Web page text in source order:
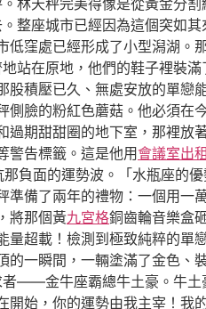
整座城市已經因為這個突如
窪處已經形成了小型潟湖。
站在原地，他們的鞋子裡裝
股積壓已久、無處安放的單戀
臉的粉紅色蘑菇。他必須在
期甜甜圈的地下室，那裡放
警告標籤。這是他用會議室出租
負面的運勢波。「水瓶座的
備了兩年的禮物：一個用一
將那個黃九宮格銅齒輪音樂盒
超載！檢測到極致純粹的單
一瞬間，一輛塗滿了金色、
——金牛座霸總牛土豪。牛土
始，你的運勢由我主宰！我